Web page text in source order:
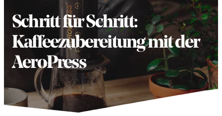
Schritt für Schritt:
Kaffeezubereitung mit der
AeroPress